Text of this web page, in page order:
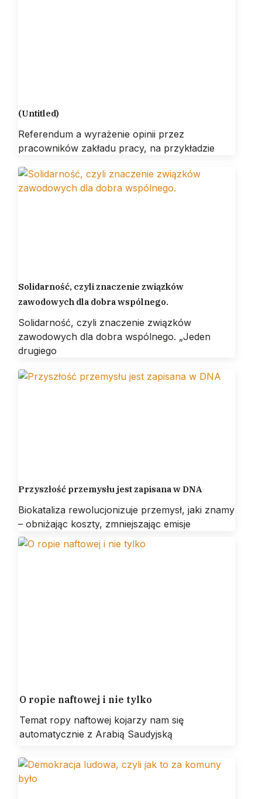
(Untitled)
Referendum a wyrażenie opinii przez
pracowników zakładu pracy, na przykładzie
Solidarność, czyli znaczenie związków
zawodowych dla dobra wspólnego.
Solidarność, czyli znaczenie związków
zawodowych dla dobra wspólnego. „Jeden
drugiego
Przyszłość przemysłu jest zapisana w DNA
Biokataliza rewolucjonizuje przemysł, jaki znamy
– obniżając koszty, zmniejszając emisje
O ropie naftowej i nie tylko
Temat ropy naftowej kojarzy nam się
automatycznie z Arabią Saudyjską